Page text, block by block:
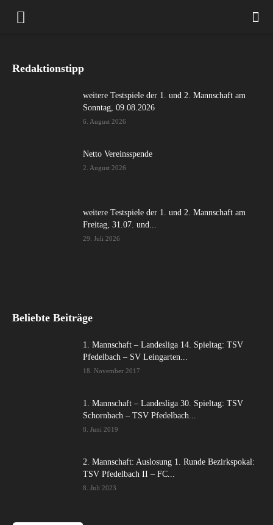
Redaktionstipp
weitere Testspiele der 1. und 2. Mannschaft am
Sonntag, 09.08.2026
6. August 2026
Netto Vereinsspende
2. August 2026
weitere Testspiele der 1. und 2. Mannschaft am
Freitag, 31.07. und...
29. Juli 2026
Beliebte Beiträge
1. Mannschaft – Landesliga 14. Spieltag: TSV
Pfedelbach – SV Leingarten...
18. November 2017
1. Mannschaft – Landesliga 30. Spieltag: TSV
Schornbach – TSV Pfedelbach...
8. Juni 2019
2. Mannschaft: Auslosung 1. Runde Bezirkspokal:
TSV Pfedelbach II – FC...
8. Juli 2023